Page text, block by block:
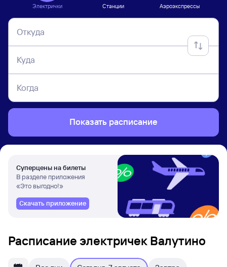
Электрички Станции Аэроэкспрессы
Откуда
Куда
Когда
Показать расписание
Суперцены на билеты
В разделе приложения
«Это выгодно!»
Скачать приложение
Расписание электричек Валутино